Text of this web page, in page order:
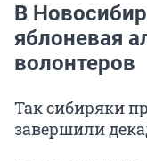
В
яблоневая
волонтеров
Так сибиряки
завершили